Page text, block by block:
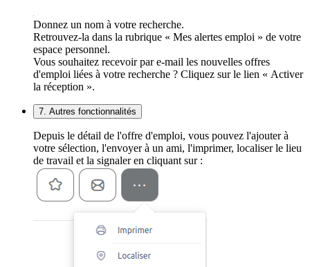
Donnez un nom à votre recherche.
Retrouvez-la dans la rubrique « Mes alertes emploi » de votre
espace personnel.
Vous souhaitez recevoir par e-mail les nouvelles offres
d'emploi liées à votre recherche ? Cliquez sur le lien « Activer
la réception ».
7. Autres fonctionnalités
Depuis le détail de l'offre d'emploi, vous pouvez l'ajouter à
votre sélection, l'envoyer à un ami, l'imprimer, localiser le lieu
de travail et la signaler en cliquant sur :